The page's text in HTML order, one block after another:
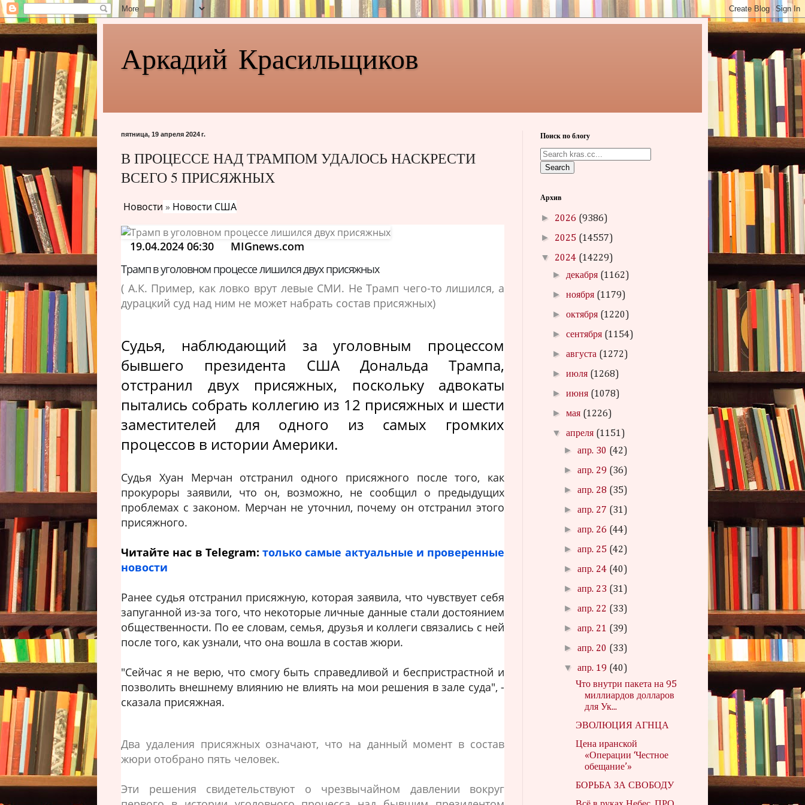
Аркадий Красильщиков
пятница, 19 апреля 2024 г.
В ПРОЦЕССЕ НАД ТРАМПОМ УДАЛОСЬ НАСКРЕСТИ
ВСЕГО 5 ПРИСЯЖНЫХ
Новости » Новости США
19.04.2024 06:30
MIGnews.com
Трамп в уголовном процессе лишился двух присяжных
( А.К. Пример, как ловко врут левые СМИ. Не Трамп чего-то лишился, а
дурацкий суд над ним не может набрать состав присяжных)
Судья, наблюдающий за уголовным процессом
бывшего президента США Дональда Трампа,
отстранил двух присяжных, поскольку адвокаты
пытались собрать коллегию из 12 присяжных и шести
заместителей для одного из самых громких
процессов в истории Америки.
Судья Хуан Мерчан отстранил одного присяжного после того, как
прокуроры заявили, что он, возможно, не сообщил о предыдущих
проблемах с законом. Мерчан не уточнил, почему он отстранил этого
присяжного.
Читайте нас в Telegram: только самые актуальные и проверенные
новости
Ранее судья отстранил присяжную, которая заявила, что чувствует себя
запуганной из-за того, что некоторые личные данные стали достоянием
общественности. По ее словам, семья, друзья и коллеги связались с ней
после того, как узнали, что она вошла в состав жюри.
"Сейчас я не верю, что смогу быть справедливой и беспристрастной и
позволить внешнему влиянию не влиять на мои решения в зале суда", -
сказала присяжная.
Два удаления присяжных означают, что на данный момент в состав
жюри отобрано пять человек.
Эти решения свидетельствуют о чрезвычайном давлении вокруг
Поиск по блогу
Search
Архив
► 2026 (9386)
► 2025 (14557)
▼ 2024 (14229)
► декабря (1162)
►ноября (1179)
►октября (1220)
►сентября (1154)
►августа (1272)
►июля (1268)
►июня (1078)
►мая (1226)
▼апреля (1151)
►апр. 30 (42)
►апр. 29 (36)
►апр. 28 (35)
►апр. 27 (31)
►апр. 26 (44)
►апр. 25 (42)
►апр. 24 (40)
►апр. 23 (31)
►апр. 22 (33)
►апр. 21 (39)
►апр. 20 (33)
▼апр. 19 (40)
Что внутри пакета на 95
миллиардов долларов
для Ук...
ЭВОЛЮЦИЯ АГНЦА
Цена иранской
«Операции ‘Честное
обещание’»
БОРЬБА ЗА СВОБОДУ